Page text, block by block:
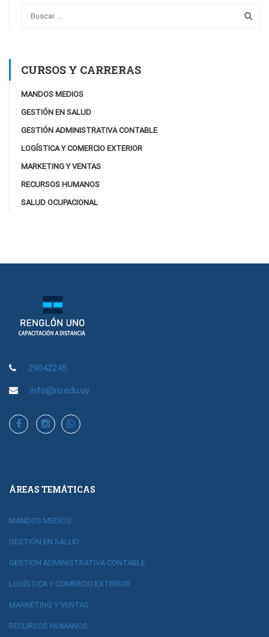
CURSOS Y CARRERAS
MANDOS MEDIOS
GESTIÓN EN SALUD
GESTIÓN ADMINISTRATIVA CONTABLE
LOGÍSTICA Y COMERCIO EXTERIOR
MARKETING Y VENTAS
RECURSOS HUMANOS
SALUD OCUPACIONAL
29042245
info@ru.edu.uy
ÁREAS TEMÁTICAS
MANDOS MEDIOS
GESTIÓN EN SALUD
GESTIÓN ADMINISTRATIVA CONTABLE
LOGÍSTICA Y COMERCIO EXTERIOR
MARKETING Y VENTAS
RECURSOS HUMANOS